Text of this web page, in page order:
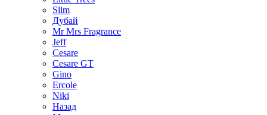
Slim
Дубай
Mr Mrs Fragrance
Jeff
Cesare
Cesare GT
Gino
Ercole
Niki
Назад